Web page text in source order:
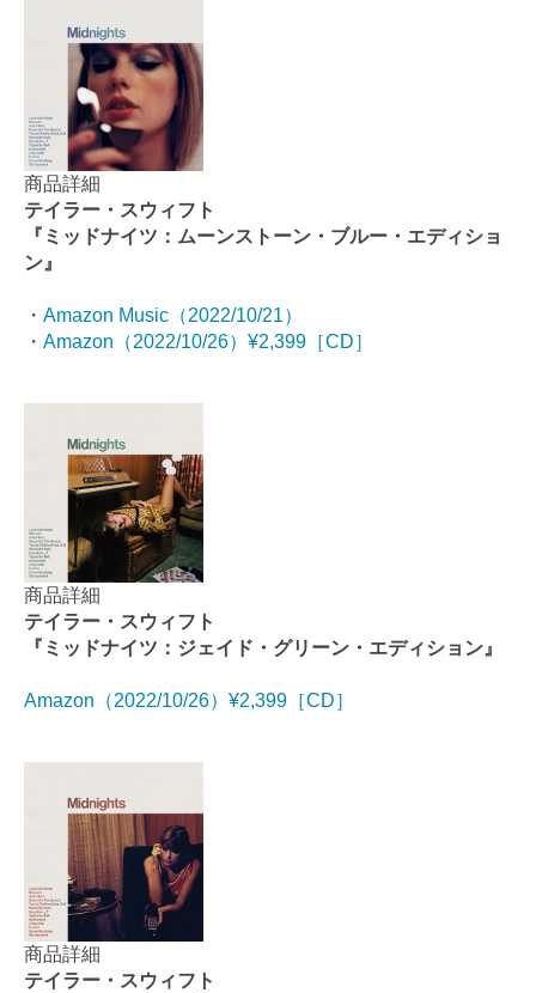
商品詳細
テイラー・スウィフト
『ミッドナイツ：ムーンストーン・ブルー・エディショ
ン』
・ Amazon Music（2022/10/21）
・ Amazon（2022/10/26）¥2,399［CD］
商品詳細
テイラー・スウィフト
『ミッドナイツ：ジェイド・グリーン・エディション』
Amazon（2022/10/26）¥2,399［CD］
商品詳細
テイラー・スウィフト